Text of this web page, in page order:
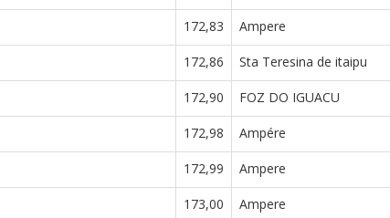
172,83 Ampere
172,86 Sta Teresina de itaipu
172,90 FOZ DO IGUACU
172,98 Ampére
172,99 Ampere
173,00 Ampere